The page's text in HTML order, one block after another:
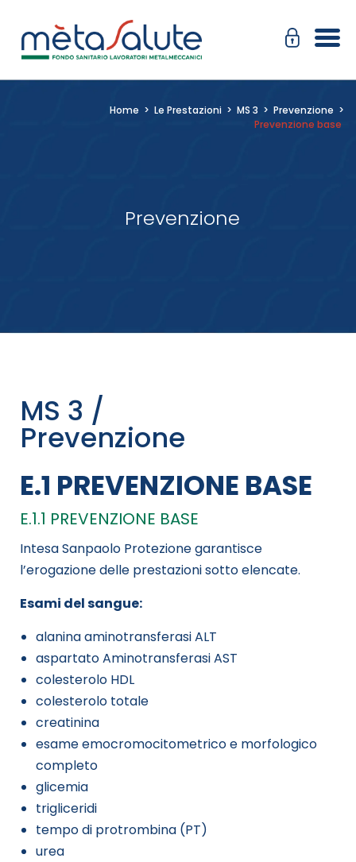
contenuto
navigazione
Home > Le Prestazioni > MS 3 > Prevenzione >
Prevenzione base
Prevenzione
MS 3 /
Prevenzione
E.1 PREVENZIONE BASE
E.1.1 PREVENZIONE BASE
Intesa Sanpaolo Protezione garantisce
l’erogazione delle prestazioni sotto elencate.
Esami del sangue:
alanina aminotransferasi ALT
aspartato Aminotransferasi AST
colesterolo HDL
colesterolo totale
creatinina
esame emocromocitometrico e morfologico
completo
glicemia
trigliceridi
tempo di protrombina (PT)
urea